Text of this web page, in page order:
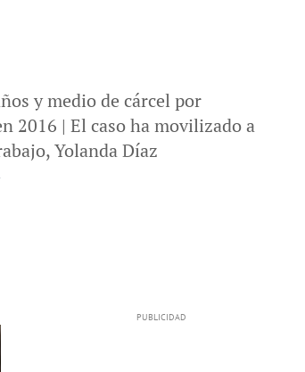
y medio de cárcel por
2016 | El caso ha movilizado a
Yolanda Díaz